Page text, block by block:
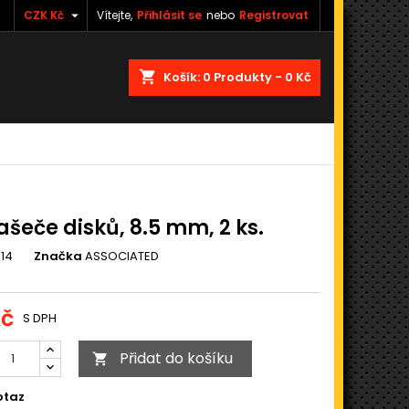
Vítejte, Přihlásit se nebo Registrovat
CZK Kč 
shopping_cart Košík: 0 Produkty - 0 Kč
disků, 8.5 mm, 2 ks.
Značka ASSOCIATED
S DPH
 Přidat do košíku